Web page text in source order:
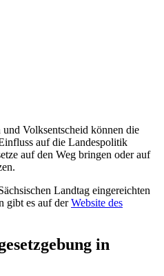
Volksentscheid können die
auf die Landespolitik
auf den Weg bringen oder auf
Landtag eingereichten
gibt es auf derWebsite des
in